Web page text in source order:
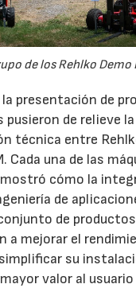
de los Rehlko Demo
la presentación de
pusieron de relieve
técnica entre
Cada una de las
cómo la
de
de productos
a mejorar el
su
valor al